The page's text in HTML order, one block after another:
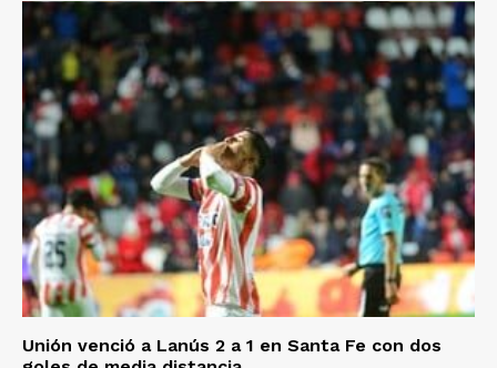
Unión venció a Lanús 2 a 1 en Santa Fe con dos